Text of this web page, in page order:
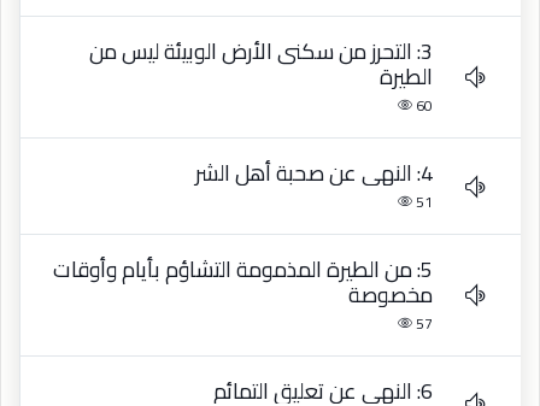
3: التحرز من سكنى الأرض الوبيئة ليس من
الطيرة
60
4: النهي عن صحبة أهل الشر
51
5: من الطيرة المذمومة التشاؤم بأيام وأوقات
مخصوصة
57
6: النهي عن تعليق التمائم